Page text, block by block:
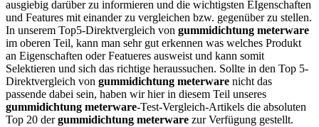
ausgiebig darüber zu informieren und die wichtigsten EIgenschaften
und Features mit einander zu vergleichen bzw. gegenüber zu stellen.
In unserem Top5-Direktvergleich von gummidichtung meterware
im oberen Teil, kann man sehr gut erkennen was welches Produkt
an Eigenschaften oder Featueres ausweist und kann somit
Selektieren und sich das richtige heraussuchen. Sollte in den Top 5-
Direktvergleich von gummidichtung meterware nicht das
passende dabei sein, haben wir hier in diesem Teil unseres
gummidichtung meterware-Test-Vergleich-Artikels die absoluten
Top 20 dergummidichtung meterware zur Verfügung gestellt.